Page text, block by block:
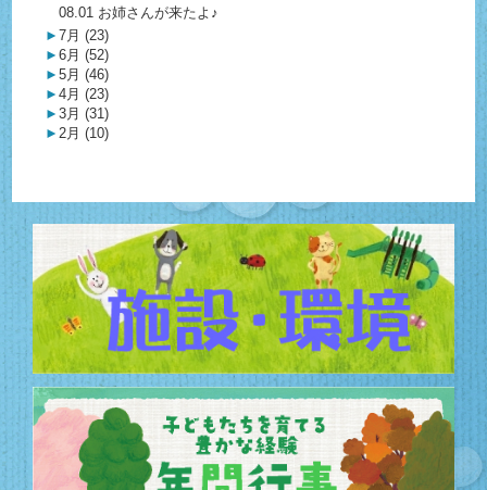
08.01 お姉さんが来たよ♪
► 7月 (23)
► 6月 (52)
► 5月 (46)
► 4月 (23)
► 3月 (31)
► 2月 (10)